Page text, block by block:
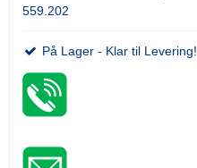
559.202
På Lager - Klar til Levering!